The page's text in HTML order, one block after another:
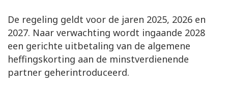
De regeling geldt voor de jaren 2025, 2026 en
2027. Naar verwachting wordt ingaande 2028
een gerichte uitbetaling van de algemene
heffingskorting aan de minstverdienende
partner geherintroduceerd.